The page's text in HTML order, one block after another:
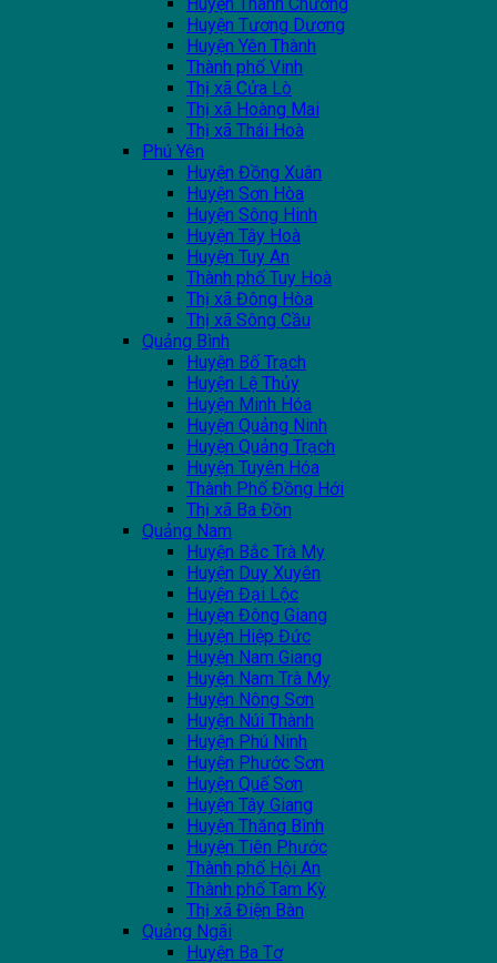
Huyện Tương Dương
Huyện Yên Thành
Thành phố Vinh
Thị xã Cửa Lò
Thị xã Hoàng Mai
Thị xã Thái Hoà
Phú Yên
Huyện Đồng Xuân
Huyện Sơn Hòa
Huyện Sông Hinh
Huyện Tây Hoà
Huyện Tuy An
Thành phố Tuy Hoà
Thị xã Đông Hòa
Thị xã Sông Cầu
Quảng Bình
Huyện Bố Trạch
Huyện Lệ Thủy
Huyện Minh Hóa
Huyện Quảng Ninh
Huyện Quảng Trạch
Huyện Tuyên Hóa
Thành Phố Đồng Hới
Thị xã Ba Đồn
Quảng Nam
Huyện Bắc Trà My
Huyện Duy Xuyên
Huyện Đại Lộc
Huyện Đông Giang
Huyện Hiệp Đức
Huyện Nam Giang
Huyện Nam Trà My
Huyện Nông Sơn
Huyện Núi Thành
Huyện Phú Ninh
Huyện Phước Sơn
Huyện Quế Sơn
Huyện Tây Giang
Huyện Thăng Bình
Huyện Tiên Phước
Thành phố Hội An
Thành phố Tam Kỳ
Thị xã Điện Bàn
Quảng Ngãi
Huyện Ba Tơ